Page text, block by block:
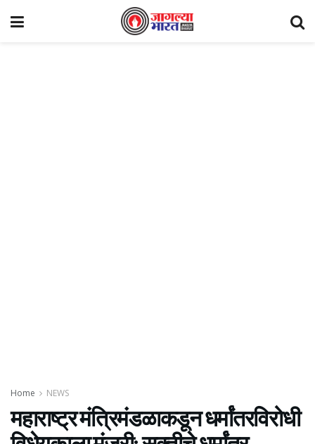
Home NEWS
महाराष्ट्र मंत्रिमंडळाकडून धर्मांतरविरोधी